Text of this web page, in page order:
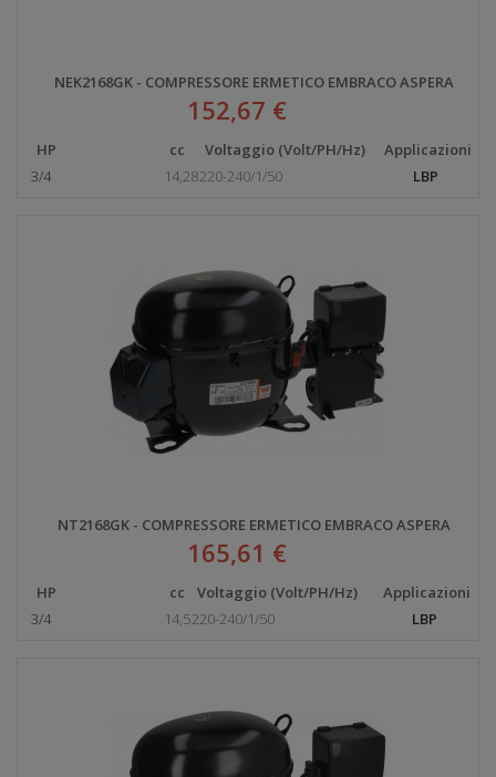
NEK2168GK - COMPRESSORE ERMETICO EMBRACO ASPERA
152,67 €
HP cc Voltaggio (Volt/PH/Hz)
Applicazioni
3/4
14,28220-240/1/50 LBP
NT2168GK - COMPRESSORE ERMETICO EMBRACO ASPERA
165,61 €
HP cc Voltaggio (Volt/PH/Hz)
Applicazioni
3/4
14,5220-240/1/50 LBP